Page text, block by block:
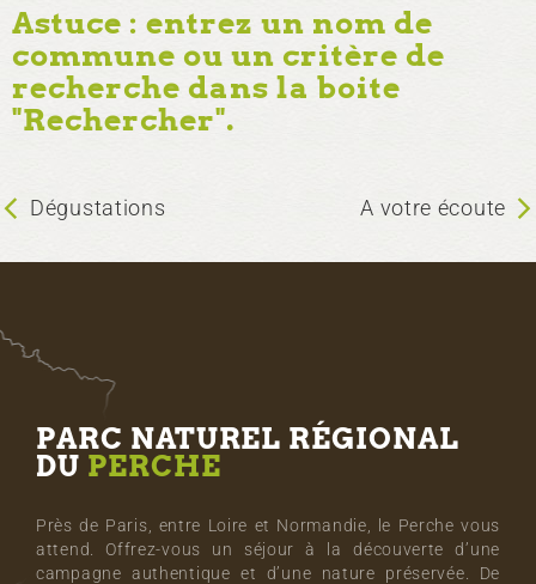
Astuce : entrez un nom de
commune ou un critère de
recherche dans la boite
"Rechercher".
Dégustations A votre écoute
PARC NATUREL RÉGIONAL
DU PERCHE
Près de Paris, entre Loire et Normandie, le Perche vous
attend. Offrez-vous un séjour à la découverte d’une
campagne authentique et d’une nature préservée. De